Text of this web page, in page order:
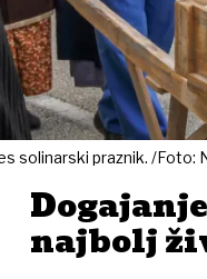
solinarski praznik. /Foto:
najbolj